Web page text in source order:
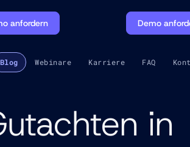
anfordern Demo
Blog Webinare Karriere FAQ
in